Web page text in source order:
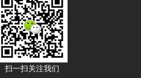
扫一扫关注我们